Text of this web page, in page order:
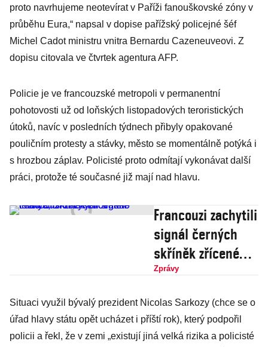
proto navrhujeme neotevírat v Paříži fanouškovské zóny v
průběhu Eura,“ napsal v dopise pařížský policejné šéf
Michel Cadot ministru vnitra Bernardu Cazeneuveovi. Z
dopisu citovala ve čtvrtek agentura AFP.
Policie je ve francouzské metropoli v permanentní
pohotovosti už od loňských listopadových teroristických
útoků, navíc v posledních týdnech přibyly opakované
pouličním protesty a stávky, město se momentálně potýká i
s hrozbou záplav. Policisté proto odmítají vykonávat další
práci, protože té současné již mají nad hlavu.
Francouzi zachytili
signál černých
skříněk zříceného
letadla, tvrdí
Zprávy
Situaci využil bývalý prezident Nicolas Sarkozy (chce se o
úřad hlavy státu opět ucházet i příští rok), který podpořil
policii a řekl, že v zemi „existují jiná velká rizika a policisté